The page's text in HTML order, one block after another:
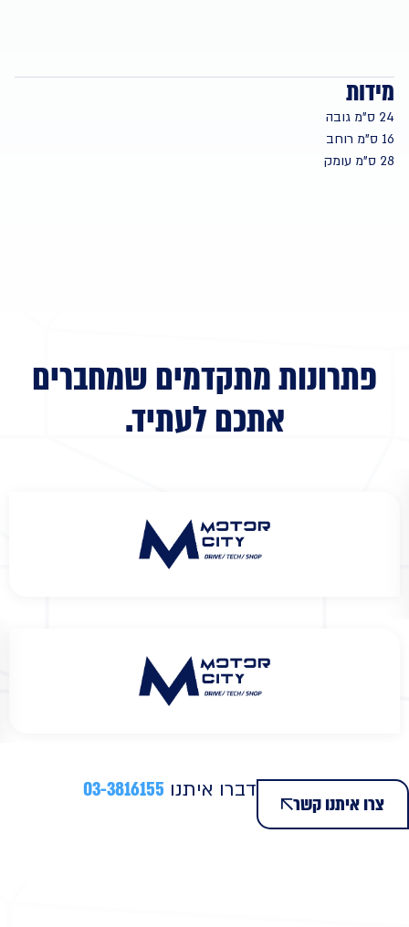
מידות
24 ס”מ גובה
16 ס”מ רוחב
28 ס”מ עומק
פתרונות מתקדמים שמחברים
אתכם לעתיד.
צרו איתנו קשר
דברו איתנו 03-3816155